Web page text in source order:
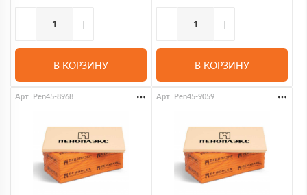
- +
В КОРЗИНУ
- +
В КОРЗИНУ
Арт. Pen45-8968 Арт. Pen45-9059